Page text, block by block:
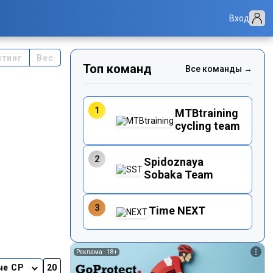
Вход
Вес
CP
Топ команд Все команды →
1
MTBtraining
cycling team
2
Spidoznaya
Sobaka Team
3 Time NEXT
Реклама · 18+